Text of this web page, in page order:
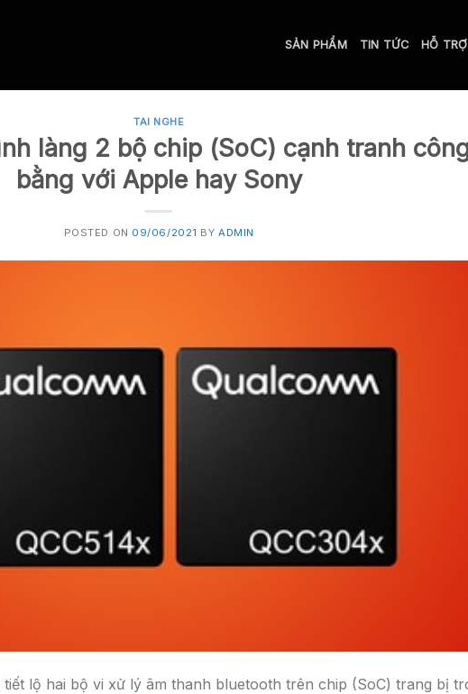
SẢN PHẨM TIN TỨC HỖ TRỢ
TAI NGHE
làng 2 bộ chip (SoC) cạnh tranh
bằng với Apple hay Sony
POSTED ON 09/06/2021 BYADMIN
tiết lộ hai bộ vi xử lý âm thanh bluetooth trên chip (SoC) trang bị